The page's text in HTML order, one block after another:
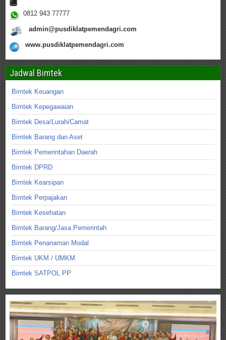
0812 943 77777
admin@pusdiklatpemendagri.com
www.pusdiklatpemendagri.com
Jadwal Bimtek
Bimtek Keuangan
Bimtek Kepegawaian
Bimtek Desa/Lurah/Camat
Bimtek Barang dan Aset
Bimtek Pemerintahan Daerah
Bimtek DPRD
Bimtek Kearsipan
Bimtek Perpajakan
Bimtek Kesehatan
Bimtek Barang/Jasa Pemerintah
Bimtek Penanaman Modal
Bimtek UKM / UMKM
Bimtek SATPOL PP